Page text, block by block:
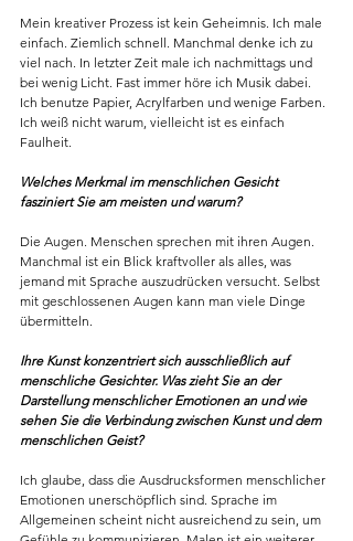
Mein kreativer Prozess ist kein Geheimnis. Ich male
einfach. Ziemlich schnell. Manchmal denke ich zu
viel nach. In letzter Zeit male ich nachmittags und
bei wenig Licht. Fast immer höre ich Musik dabei.
Ich benutze Papier, Acrylfarben und wenige Farben.
Ich weiß nicht warum, vielleicht ist es einfach
Faulheit.
Welches Merkmal im menschlichen Gesicht
fasziniert Sie am meisten und warum?
Die Augen. Menschen sprechen mit ihren Augen.
Manchmal ist ein Blick kraftvoller als alles, was
jemand mit Sprache auszudrücken versucht. Selbst
mit geschlossenen Augen kann man viele Dinge
übermitteln.
Ihre Kunst konzentriert sich ausschließlich auf
menschliche Gesichter. Was zieht Sie an der
Darstellung menschlicher Emotionen an und wie
sehen Sie die Verbindung zwischen Kunst und dem
menschlichen Geist?
Ich glaube, dass die Ausdrucksformen menschlicher
Emotionen unerschöpflich sind. Sprache im
Allgemeinen scheint nicht ausreichend zu sein, um